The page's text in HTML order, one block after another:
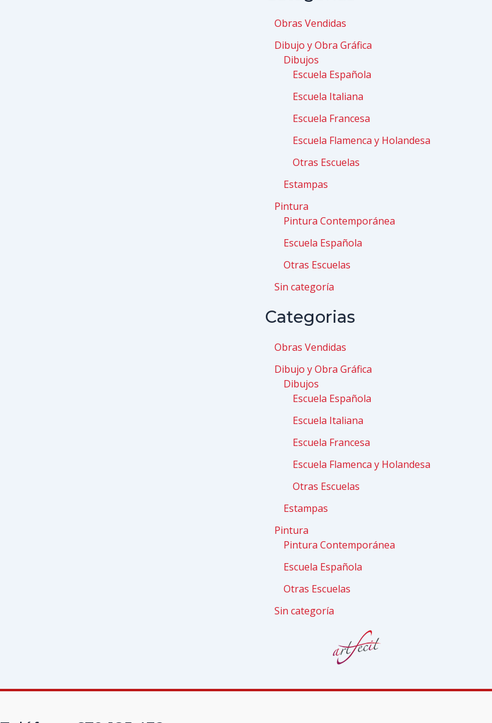
Obras Vendidas
Dibujo y Obra Gráfica
Dibujos
Escuela Española
Escuela Italiana
Escuela Francesa
Escuela Flamenca y Holandesa
Otras Escuelas
Estampas
Pintura
Pintura Contemporánea
Escuela Española
Otras Escuelas
Sin categoría
Categorias
Obras Vendidas
Dibujo y Obra Gráfica
Dibujos
Escuela Española
Escuela Italiana
Escuela Francesa
Escuela Flamenca y Holandesa
Otras Escuelas
Estampas
Pintura
Pintura Contemporánea
Escuela Española
Otras Escuelas
Sin categoría